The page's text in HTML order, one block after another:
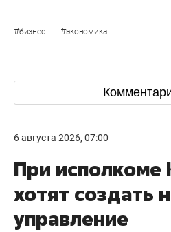
#бизнес #экономика
6 августа 2026, 07:00
При исполкоме
хотят создать
управление